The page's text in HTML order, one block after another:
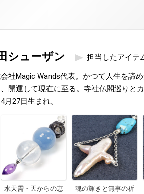
シューザン 担当したアイテ
社Magic Wands代表。かつて人生を諦
開運して現在に至る。寺社仏閣巡りと
月27日生まれ。
水天需・天からの恵
魂の輝きと無事の祈